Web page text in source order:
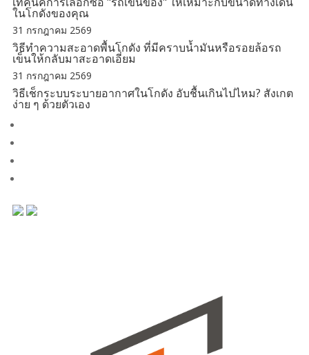
ในโกดังของคุณ
31 กรกฎาคม 2569
วิธีทำความสะอาดพื้นโกดัง ที่มีคราบน้ำมันหรือรอยล้อรถ
เข็นให้กลับมาสะอาดเอี่ยม
31 กรกฎาคม 2569
วิธีเช็กระบบระบายอากาศในโกดัง อับชื้นเกินไปไหม? สังเกต
ง่าย ๆ ด้วยตัวเอง